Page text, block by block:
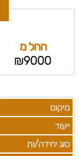
החל מ
₪9000
מיקום
ייעוד
סוג יחידה/ות